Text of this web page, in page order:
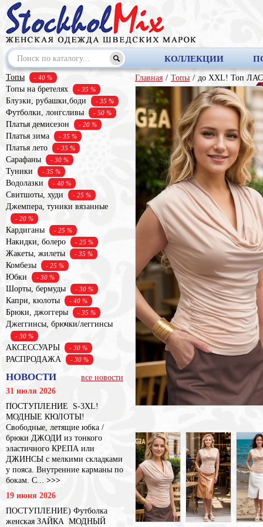
КОЛЛЕКЦИИ
Топы - 40 %
Топы на бретелях - 35 %
Блузки, рубашки,боди - 35 %
Футболки, лонгсливы - 50 %
Платья демисезон - 20 %
Платья зима - 35 %
Платья лето - 35 %
Сарафаны - 30 %
Туники - 35 %
Водолазки - 40 %
Свитшоты, худи - 25 %
Джемпера, туники вязанные
- 20 %
Кардиганы - 25 %
Накидки, болеро - 25 %
Жакеты, жилеты - 35 %
Комбезы - 25 %
Юбки - 30 %
Шорты, бермуды - 30 %
Капри, кюлоты - 40 %
Брюки, джоггеры - 35 %
Джеггинсы, брючки/леггинсы
- 30 %
АКСЕССУАРЫ - 30 %
РАСПРОДАЖА - 30 %
НОВОСТИ
все новости
31 июля 2026
ПОСТУПЛЕНИЕ S-3XL!
МОДНЫЕ КЮЛОТЫ!
Свободные, летящие юбка /
брюки ДЖОДИ из тонкого
эластичного КРЕПА или
ДЖИНСЫ с мелкими складками
у пояса. Внутренние карманы по
бокам. С... >>>
19 июня 2026
ПОСТУПЛЕНИЕ) Футболка
женская ЗАЙКА МОДНЫЙ
Главная / Топы / до XXL! Топ